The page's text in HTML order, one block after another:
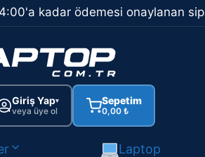
kadar ödemesi onaylanan
Giriş Yap▾
veya üye ol
Sepetim
0,00 ₺
Laptop